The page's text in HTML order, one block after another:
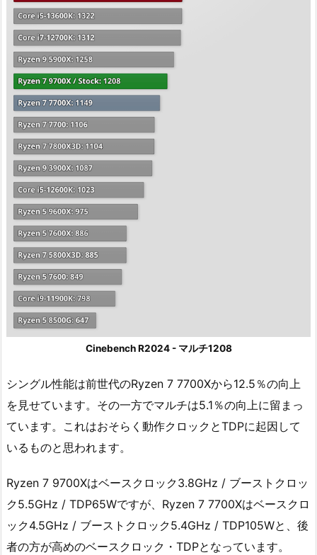
Cinebench R2024 - マルチ1208
シングル性能は前世代のRyzen 7 7700Xから12.5％の向上
を見せています。その一方でマルチは5.1％の向上に留まっ
ています。これはおそらく動作クロックとTDPに起因して
いるものと思われます。
Ryzen 7 9700Xはベースクロック3.8GHz / ブーストクロッ
ク5.5GHz / TDP65Wですが、Ryzen 7 7700Xはベースクロ
ック4.5GHz / ブーストクロック5.4GHz / TDP105Wと、後
者の方が高めのベースクロック・TDPとなっています。